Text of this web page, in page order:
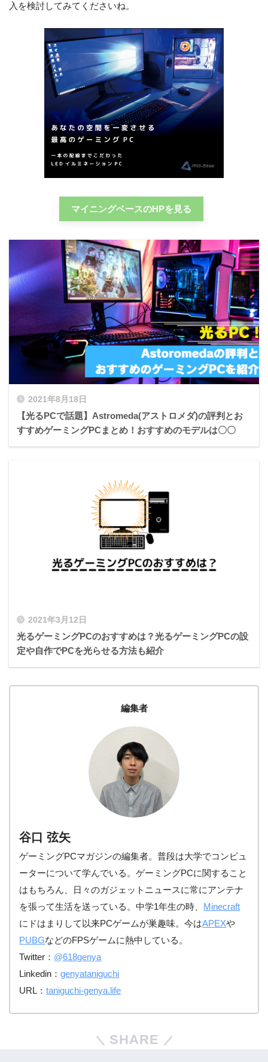
入を検討してみてくださいね。
マイニングベースのHPを見る
2021年8月18日
【光るPCで話題】Astromeda(アストロメダ)の評判とお
すすめゲーミングPCまとめ！おすすめのモデルは〇〇
2021年3月12日
光るゲーミングPCのおすすめは？光るゲーミングPCの設
定や自作でPCを光らせる方法も紹介
編集者
谷口 弦矢
ゲーミングPCマガジンの編集者。普段は大学でコンピュ
ーターについて学んでいる。ゲーミングPCに関すること
はもちろん、日々のガジェットニュースに常にアンテナ
を張って生活を送っている。中学1年生の時、 Minecraft
にドはまりして以来PCゲームが巣趣味。今はAPEXや
PUBGなどのFPSゲームに熱中している。
Twitter： @618genya
Linkedin：genyataniguchi
URL：taniguchi-genya.life
SHARE